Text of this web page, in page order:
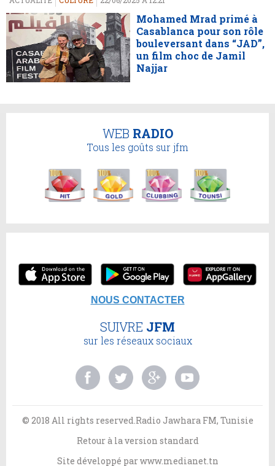
Mohamed Mrad primé à
Casablanca pour son rôle
bouleversant dans “JAD”,
un film choc de Jamil
Najjar
WEB RADIO
Tous les goûts sur jfm
NOUS CONTACTER
SUIVRE JFM
sur les réseaux sociaux
© 2018 All rights reserved.Radio Jawhara FM, Tunisie
Retour à la version standard
Site développé parwww.medianet.tn